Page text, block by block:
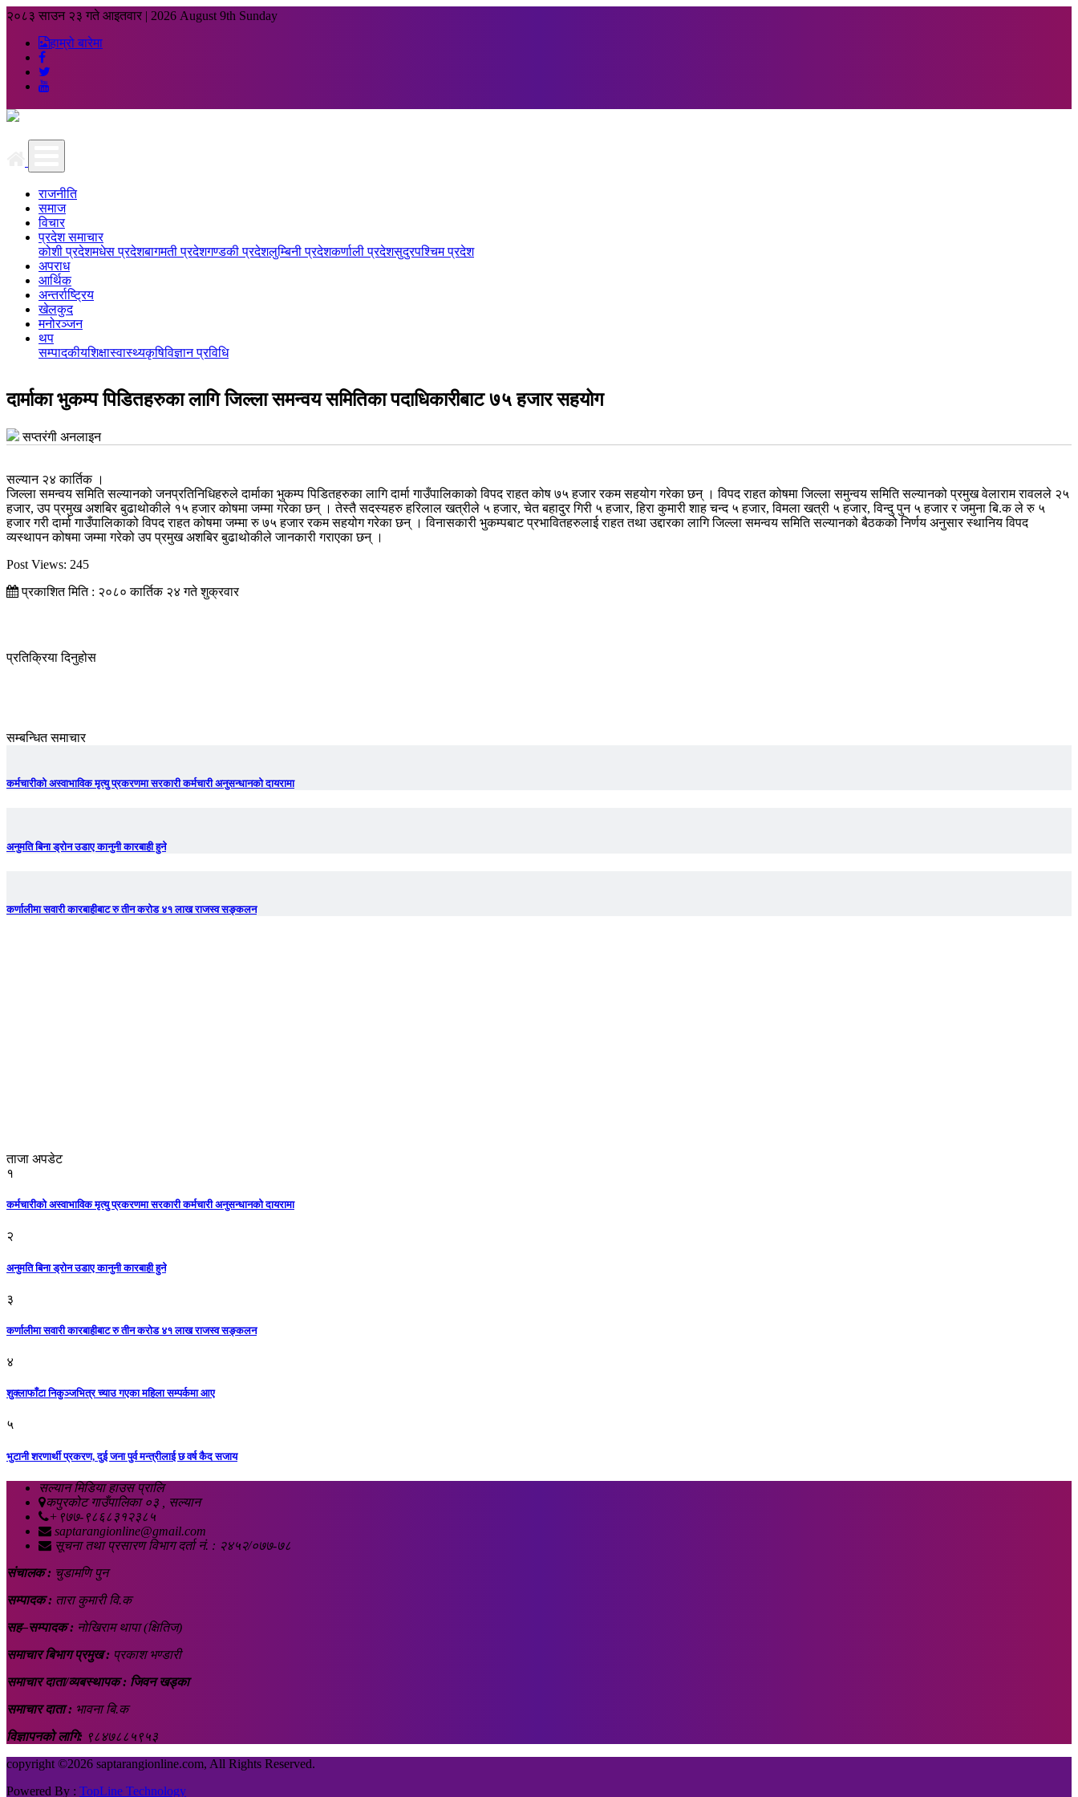
२०८३ साउन २३ गते आइतवार | 2026 August 9th Sunday
हाम्रो बारेमा
राजनीति
समाज
विचार
प्रदेश समाचार
कोशी प्रदेशमधेस प्रदेशबागमती प्रदेशगण्डकी प्रदेशलुम्बिनी प्रदेशकर्णाली प्रदेशसुदुरपश्चिम प्रदेश
अपराध
आर्थिक
अन्तर्राष्ट्रिय
खेलकुद
मनोरञ्जन
थप
सम्पादकीयशिक्षास्वास्थ्यकृषिविज्ञान प्रविधि
दार्माका भुकम्प पिडितहरुका लागि जिल्ला समन्वय समितिका पदाधिकारीबाट ७५ हजार सहयोग
सप्तरंगी अनलाइन
सल्यान २४ कार्तिक ।
जिल्ला समन्वय समिति सल्यानको जनप्रतिनिधिहरुले दार्माका भुकम्प पिडितहरुका लागि दार्मा गाउँपालिकाको विपद राहत कोष ७५ हजार रकम सहयोग गरेका छन् । विपद राहत कोषमा जिल्ला समुन्वय समिति सल्यानको प्रमुख वेलाराम रावलले २५
हजार, उप प्रमुख अशबिर बुढाथोकीले १५ हजार कोषमा जम्मा गरेका छन् । तेस्तै सदस्यहरु हरिलाल खत्रीले ५ हजार, चेत बहादुर गिरी ५ हजार, हिरा कुमारी शाह चन्द ५ हजार, विमला खत्री ५ हजार, विन्दु पुन ५ हजार र जमुना बि.क ले रु ५
हजार गरी दार्मा गाउँपालिकाको विपद राहत कोषमा जम्मा रु ७५ हजार रकम सहयोग गरेका छन् । विनासकारी भुकम्पबाट प्रभावितहरुलाई राहत तथा उद्दारका लागि जिल्ला समन्वय समिति सल्यानको बैठकको निर्णय अनुसार स्थानिय विपद
व्यस्थापन कोषमा जम्मा गरेको उप प्रमुख अशबिर बुढाथोकीले जानकारी गराएका छन् ।
Post Views: 245
प्रकाशित मिति : २०८० कार्तिक २४ गते शुक्रवार
प्रतिक्रिया दिनुहोस
सम्बन्धित समाचार
कर्मचारीको अस्वाभाविक मृत्यु प्रकरणमा सरकारी कर्मचारी अनुसन्धानको दायरामा
अनुमति बिना ड्रोन उडाए कानुनी कारबाही हुने
कर्णालीमा सवारी कारबाहीबाट रु तीन करोड ४१ लाख राजस्व सङ्कलन
ताजा अपडेट
१
कर्मचारीको अस्वाभाविक मृत्यु प्रकरणमा सरकारी कर्मचारी अनुसन्धानको दायरामा
२
अनुमति बिना ड्रोन उडाए कानुनी कारबाही हुने
३
कर्णालीमा सवारी कारबाहीबाट रु तीन करोड ४१ लाख राजस्व सङ्कलन
४
शुक्लाफाँटा निकुञ्जभित्र च्याउ गएका महिला सम्पर्कमा आए
५
भुटानी शरणार्थी प्रकरण, दुई जना पुर्व मन्त्रीलाई छ वर्ष कैद सजाय
सल्यान मिडिया हाउस प्रालि
कपुरकोट गाउँपालिका ०३ , सल्यान
+९७७-९८६८३१२३८५
saptarangionline@gmail.com
सूचना तथा प्रसारण विभाग दर्ता नं. : २४५२/०७७-७८
संचालक : चुडामणि पुन
सम्पादक : तारा कुमारी वि.क
सह–सम्पादक : नोखिराम थापा (क्षितिज)
समाचार बिभाग प्रमुख : प्रकाश भण्डारी
समाचार दाता/व्यबस्थापक : जिवन खड्का
समाचार दाता : भावना बि.क
विज्ञापनको लागि: ९८४७८८५९५३
copyright ©2026 saptarangionline.com, All Rights Reserved.
Powered By : TopLine Technology